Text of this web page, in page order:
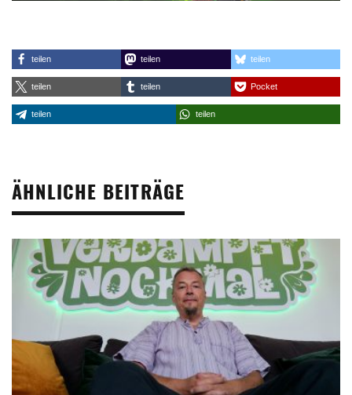
teilen teilen teilen
teilen teilen Pocket
teilen teilen
ÄHNLICHE BEITRÄGE